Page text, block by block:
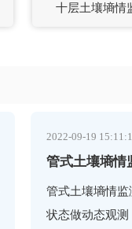
十层土壤墒情
2022-09-19
管式土壤墒情
管式土壤墒情
状态做动态观